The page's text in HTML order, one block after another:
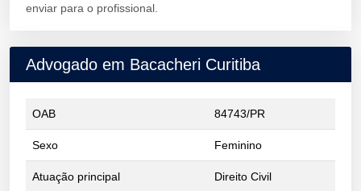
enviar para o profissional.
Advogado em Bacacheri Curitiba
OAB 84743/PR
Sexo Feminino
Atuação principal Direito Civil